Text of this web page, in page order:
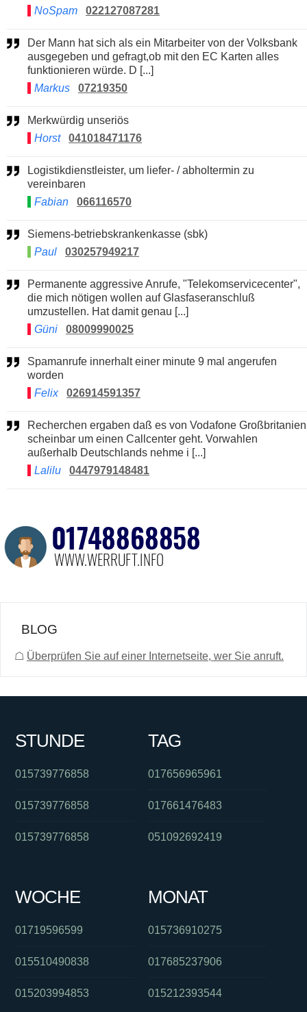
NoSpam
022127087281
Der Mann hat sich als ein Mitarbeiter von der Volksbank
ausgegeben und gefragt,ob mit den EC Karten alles
funktionieren würde. D [...]
Markus
07219350
Merkwürdig unseriös
Horst
041018471176
Logistikdienstleister, um liefer- / abholtermin zu
vereinbaren
Fabian
066116570
Siemens-betriebskrankenkasse (sbk)
Paul
030257949217
Permanente aggressive Anrufe, "Telekomservicecenter",
die mich nötigen wollen auf Glasfaseranschluß
umzustellen. Hat damit genau [...]
Güni
08009990025
Spamanrufe innerhalt einer minute 9 mal angerufen
worden
Felix
026914591357
Recherchen ergaben daß es von Vodafone Großbritanien
scheinbar um einen Callcenter geht. Vorwahlen
außerhalb Deutschlands nehme i [...]
Lalilu
0447979148481
BLOG
☖ Überprüfen Sie auf einer Internetseite, wer Sie anruft.
STUNDE
015739776858
015739776858
015739776858
TAG
017656965961
017661476483
051092692419
WOCHE
01719596599
015510490838
015203994853
MONAT
015736910275
017685237906
015212393544